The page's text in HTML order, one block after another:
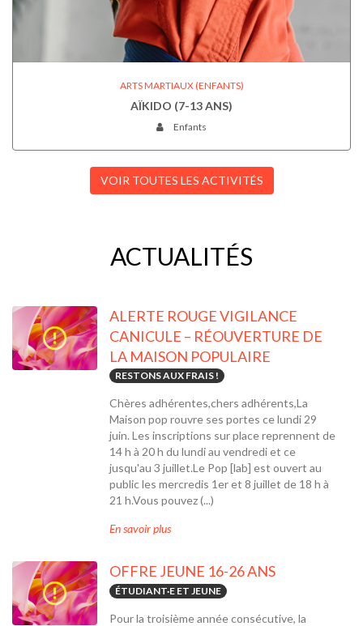
ARTS MARTIAUX (ENFANTS)
AÏKIDO (7-13 ANS)
Enfants
VOIR TOUTES LES ACTIVITÉS
ACTUALITÉS
ALERTE ROUGE VIGILANCE
CANICULE – RÉOUVERTURE DE
LA MAISON POPULAIRE
RESTONS AUX FRAIS !
Chères adhérentes,chers adhérents,La
Maison pop rouvre ses portes ce lundi 29
juin. Les inscriptions sur place reprennent de
14 h à 20 h du lundi au vendredi et ce
jusqu'au 3 juillet.Le Pop [lab] est ouvert au
public les mercredis 1er et 8 juillet de 18 h à
21 h.Vous pouvez (...)
En savoir plus
OFFRE JEUNE 16-26 ANS
ÉTUDIANT·E ET JEUNE
Pour la troisième année consécutive, la